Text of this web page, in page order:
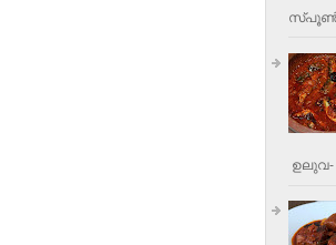
സ്പൂണ്‍,